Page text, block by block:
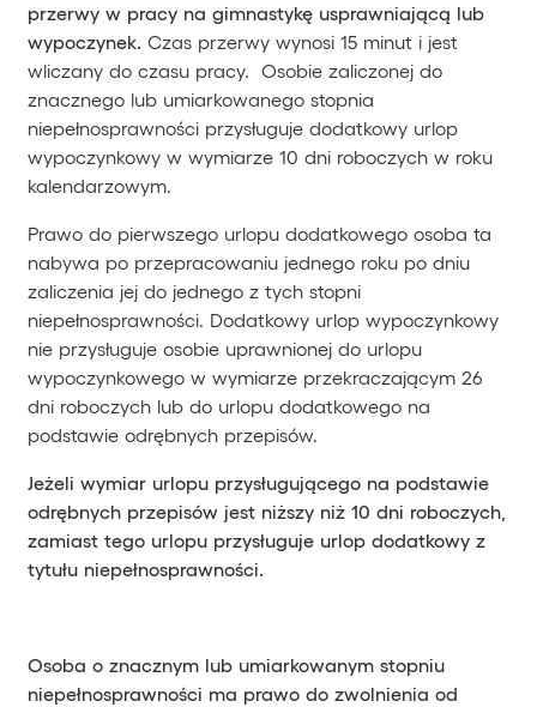
przerwy w pracy na gimnastykę usprawniającą lub
wypoczynek. Czas przerwy wynosi 15 minut i jest
wliczany do czasu pracy. Osobie zaliczonej do
znacznego lub umiarkowanego stopnia
niepełnosprawności przysługuje dodatkowy urlop
wypoczynkowy w wymiarze 10 dni roboczych w roku
kalendarzowym.
Prawo do pierwszego urlopu dodatkowego osoba ta
nabywa po przepracowaniu jednego roku po dniu
zaliczenia jej do jednego z tych stopni
niepełnosprawności. Dodatkowy urlop wypoczynkowy
nie przysługuje osobie uprawnionej do urlopu
wypoczynkowego w wymiarze przekraczającym 26
dni roboczych lub do urlopu dodatkowego na
podstawie odrębnych przepisów.
Jeżeli wymiar urlopu przysługującego na podstawie
odrębnych przepisów jest niższy niż 10 dni roboczych,
zamiast tego urlopu przysługuje urlop dodatkowy z
tytułu niepełnosprawności.
Osoba o znacznym lub umiarkowanym stopniu
niepełnosprawności ma prawo do zwolnienia od